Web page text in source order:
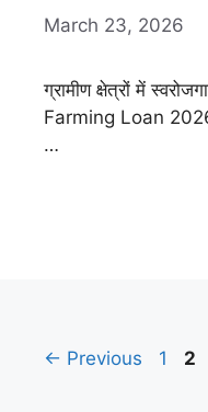
March 23, 2026
ग्रामीण क्षेत्रों में
Farming Loan
…
← Previous Page
1 2